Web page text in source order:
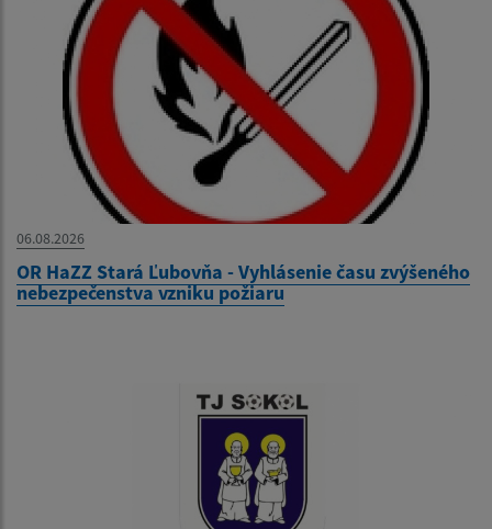
06.08.2026
OR HaZZ Stará Ľubovňa - Vyhlásenie času zvýšeného
nebezpečenstva vzniku požiaru